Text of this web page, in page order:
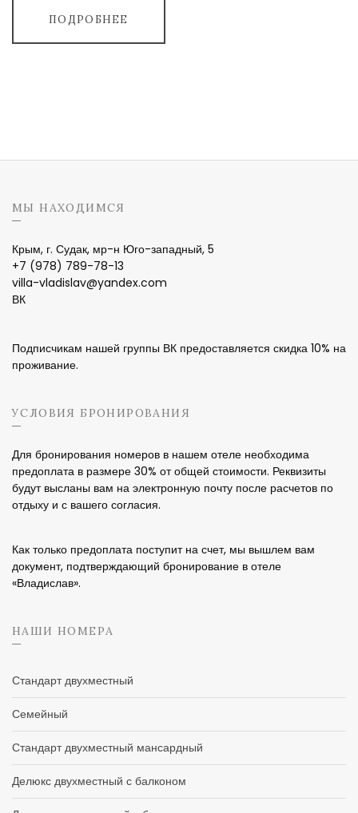
ПОДРОБНЕЕ
МЫ НАХОДИМСЯ
Крым, г. Судак, мр-н Юго-западный, 5
+7 (978) 789-78-13
villa-vladislav@yandex.com
ВК
Подписчикам нашей группы ВК предоставляется скидка 10% на
проживание.
УСЛОВИЯ БРОНИРОВАНИЯ
Для бронирования номеров в нашем отеле необходима
предоплата в размере 30% от общей стоимости. Реквизиты
будут высланы вам на электронную почту после расчетов по
отдыху и с вашего согласия.
Как только предоплата поступит на счет, мы вышлем вам
документ, подтверждающий бронирование в отеле
«Владислав».
НАШИ НОМЕРА
Стандарт двухместный
Семейный
Стандарт двухместный мансардный
Делюкс двухместный с балконом